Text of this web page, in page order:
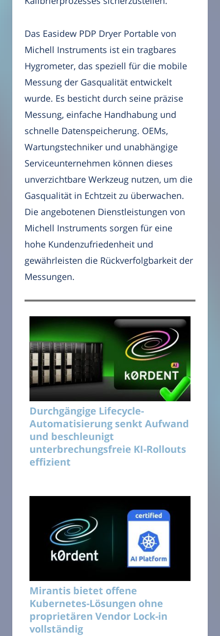
Das Easidew PDP Dryer Portable von
Michell Instruments ist ein tragbares
Hygrometer, das speziell für die mobile
Messung der Gasqualität entwickelt
wurde. Es besticht durch seine präzise
Messung, einfache Handhabung und
schnelle Datenspeicherung. OEMs,
Wartungstechniker und unabhängige
Serviceunternehmen können dieses
unverzichtbare Werkzeug nutzen, um die
Gasqualität in Echtzeit zu überwachen.
Die angebotenen Dienstleistungen von
Michell Instruments sorgen für eine
hohe Kundenzufriedenheit und
gewährleisten die Rückverfolgbarkeit der
Messungen.
Durchgängige Lifecycle-
Automatisierung senkt Aufwand
und beschleunigt
unterbrechungsfreie KI-Rollouts
effizient
Mirantis bietet offene
Kubernetes-Lösungen ohne
proprietären Vendor Lock-in
vollständig